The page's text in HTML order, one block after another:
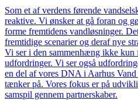
Som et af verdens førende
reaktive. Vi ønsker at gå foran og
forme fremtidens vandløsninger.
fremtidige scenarier og deraf nye
Vi ser i den sammenhæng ikke kun
udfordringer. Vi ser også
en del af vores DNA i Aarhus
tænker på. Vores fokus er på
samspil gennem partnerskaber.